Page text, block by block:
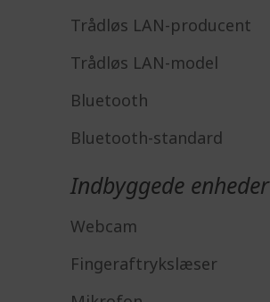
Trådløs LAN-producent
Trådløs LAN-model
Bluetooth
Bluetooth-standard
Indbyggede enheder
Webcam
Fingeraftrykslæser